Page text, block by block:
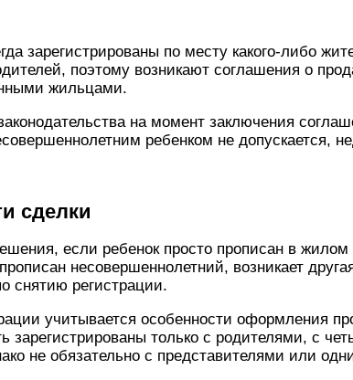
зарегистрированы по месту какого-либо
поэтому возникают соглашения о
жильцами.
на момент заключения
ребенком не допускается,
сделки
если ребенок просто прописан в
несовершеннолетний, возникает
снятию регистрации.
учитывается особенности оформления
зарегистрированы только с родителями, с
не обязательно с представителями или